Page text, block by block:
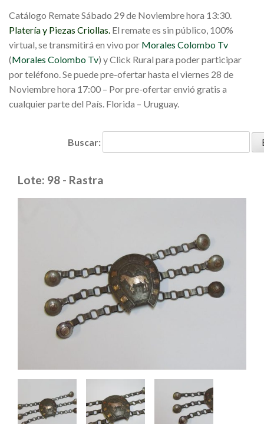
Catálogo Remate Sábado 29 de Noviembre hora 13:30.
Platería y Piezas Criollas. El remate es sin público, 100%
virtual, se transmitirá en vivo por Morales Colombo Tv
(Morales Colombo Tv) y Click Rural para poder participar
por teléfono. Se puede pre-ofertar hasta el viernes 28 de
Noviembre hora 17:00 – Por pre-ofertar envió gratis a
cualquier parte del País. Florida – Uruguay.
Buscar:
Lote: 98 - Rastra